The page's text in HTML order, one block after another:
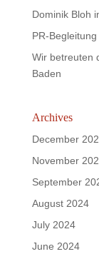
Dominik Bloh
PR-
Wir betreuten
Baden
Archives
December
November
September
August 2024
July 2024
June 2024